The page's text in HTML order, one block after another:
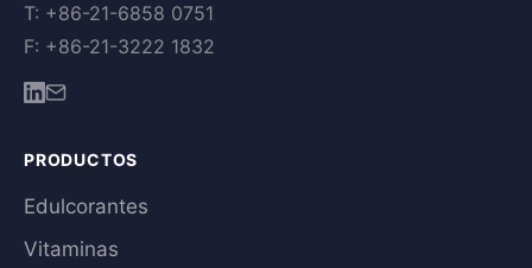
T: +86-21-6858 0751
F: +86-21-3222 1832
PRODUCTOS
Edulcorantes
Vitaminas